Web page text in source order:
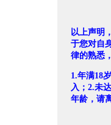
以上声明
于您对自
律的熟悉
1.年满18
入；2.未
年龄，请